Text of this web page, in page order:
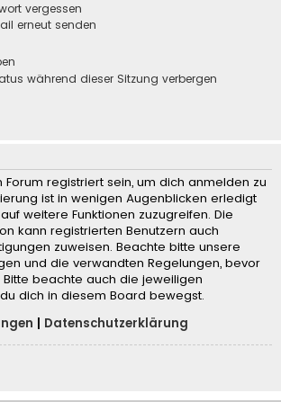
vergessen
erneut senden
während dieser Sitzung verbergen
Forum registriert sein, um dich anmelden zu
ist in wenigen Augenblicken erledigt
weitere Funktionen zuzugreifen. Die
kann registrierten Benutzern auch
zuweisen. Beachte bitte unsere
und die verwandten Regelungen, bevor
beachte auch die jeweiligen
dich in diesem Board bewegst.
Datenschutzerklärung